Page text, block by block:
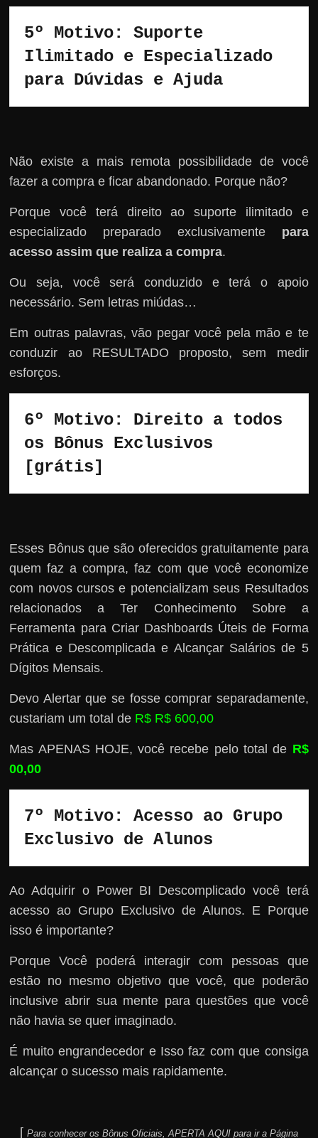
5º Motivo: Suporte
Ilimitado e Especializado
para Dúvidas e Ajuda
Não existe a mais remota possibilidade de você
fazer a compra e ficar abandonado. Porque não?
Porque você terá direito ao suporte ilimitado e
especializado preparado exclusivamente para
acesso assim que realiza a compra.
Ou seja, você será conduzido e terá o apoio
necessário. Sem letras miúdas…
Em outras palavras, vão pegar você pela mão e te
conduzir ao RESULTADO proposto, sem medir
esforços.
6º Motivo: Direito a todos
os Bônus Exclusivos
[grátis]
Esses Bônus que são oferecidos gratuitamente para
quem faz a compra, faz com que você economize
com novos cursos e potencializam seus Resultados
relacionados a Ter Conhecimento Sobre a
Ferramenta para Criar Dashboards Úteis de Forma
Prática e Descomplicada e Alcançar Salários de 5
Dígitos Mensais.
Devo Alertar que se fosse comprar separadamente,
custariam um total de R$ R$ 600,00
Mas APENAS HOJE, você recebe pelo total de R$
00,00
7º Motivo: Acesso ao Grupo
Exclusivo de Alunos
Ao Adquirir o Power BI Descomplicado você terá
acesso ao Grupo Exclusivo de Alunos. E Porque
isso é importante?
Porque Você poderá interagir com pessoas que
estão no mesmo objetivo que você, que poderão
inclusive abrir sua mente para questões que você
não havia se quer imaginado.
É muito engrandecedor e Isso faz com que consiga
alcançar o sucesso mais rapidamente.
[ Para conhecer os Bônus Oficiais, APERTA AQUI para ir a Página